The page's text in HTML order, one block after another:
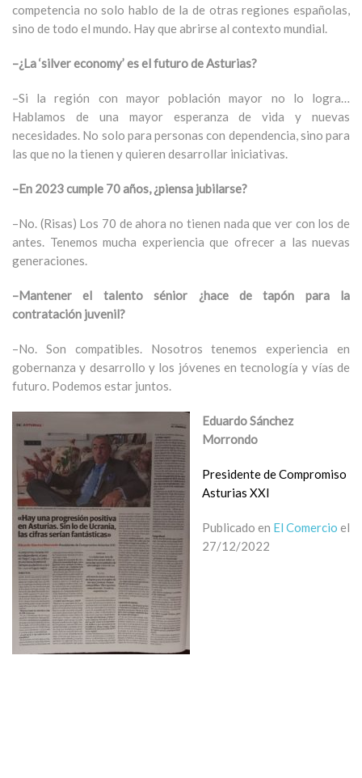
competencia no solo hablo de la de otras regiones españolas,
sino de todo el mundo. Hay que abrirse al contexto mundial.
–¿La ‘silver economy’ es el futuro de Asturias?
–Si la región con mayor población mayor no lo logra…
Hablamos de una mayor esperanza de vida y nuevas
necesidades. No solo para personas con dependencia, sino para
las que no la tienen y quieren desarrollar iniciativas.
–En 2023 cumple 70 años, ¿piensa jubilarse?
–No. (Risas) Los 70 de ahora no tienen nada que ver con los de
antes. Tenemos mucha experiencia que ofrecer a las nuevas
generaciones.
–Mantener el talento sénior ¿hace de tapón para la
contratación juvenil?
–No. Son compatibles. Nosotros tenemos experiencia en
gobernanza y desarrollo y los jóvenes en tecnología y vías de
futuro. Podemos estar juntos.
Eduardo Sánchez
Morrondo
Presidente de Compromiso
Asturias XXI
Publicado en El Comercio el
27/12/2022